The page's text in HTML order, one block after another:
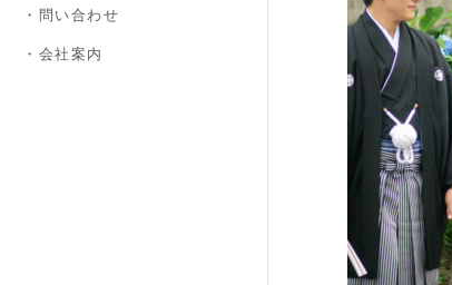
・問い合わせ
・会社案内